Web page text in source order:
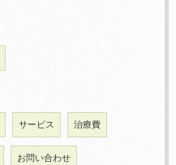
サービス 治療費
お問い合わせ